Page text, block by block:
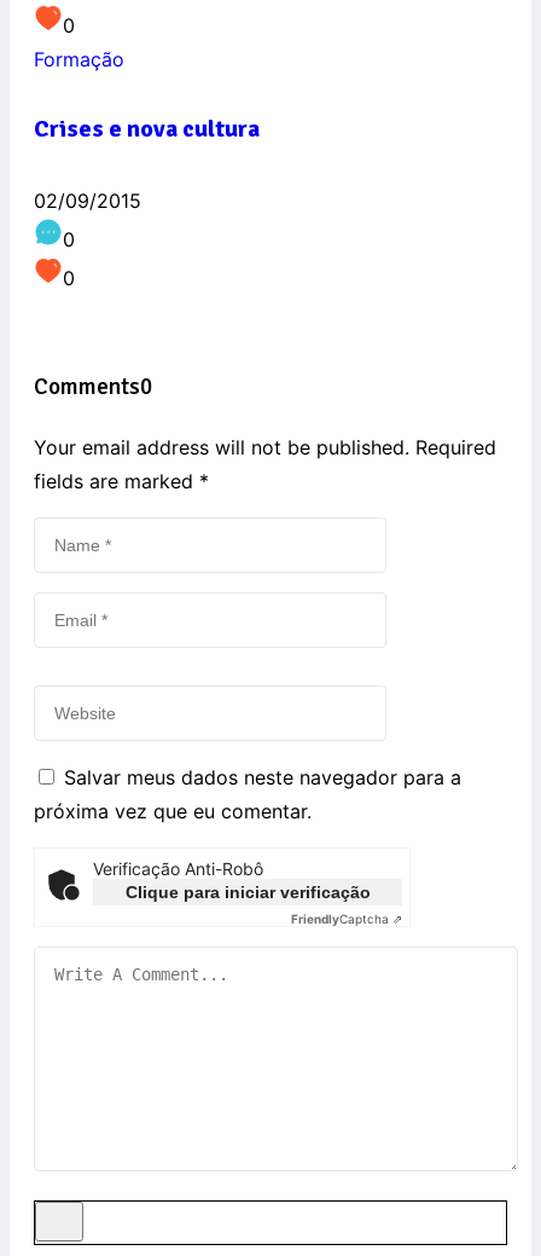
0
Formação
Crises e nova cultura
02/09/2015
0
0
Comments0
Your email address will not be published. Required
fields are marked *
Salvar meus dados neste navegador para a
próxima vez que eu comentar.
Verificação Anti-Robô
Clique para iniciar verificação
FriendlyCaptcha ⇗